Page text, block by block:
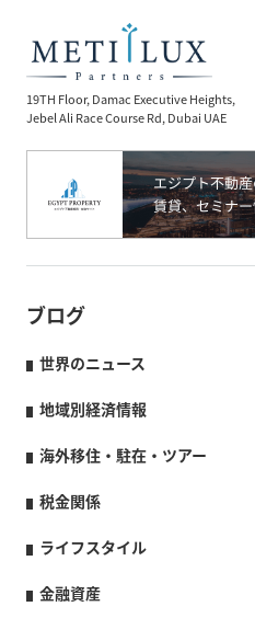
19TH Floor, Damac Executive Heights,
Jebel Ali Race Course Rd, Dubai UAE
ブログ
世界のニュース
地域別経済情報
海外移住・駐在・ツアー
税金関係
ライフスタイル
金融資産